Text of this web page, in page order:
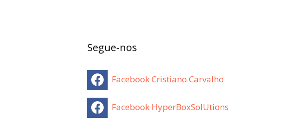
Segue-nos
Facebook Cristiano Carvalho
Facebook HyperBoxSolUtions